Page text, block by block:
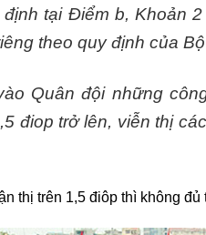
tại Điểm b, Khoản
theo quy định của
Quân đội những
điop trở lên, viễn thị
thị trên 1,5 điôp thì không đủ